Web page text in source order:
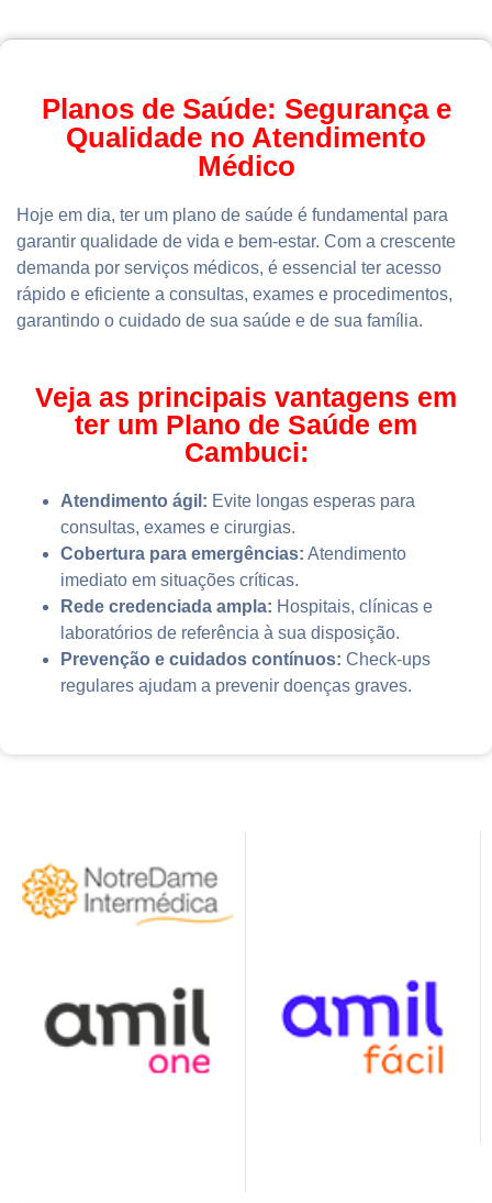
Planos de Saúde: Segurança e
Qualidade no Atendimento
Médico
Hoje em dia, ter um plano de saúde é fundamental para
garantir qualidade de vida e bem-estar. Com a crescente
demanda por serviços médicos, é essencial ter acesso
rápido e eficiente a consultas, exames e procedimentos,
garantindo o cuidado de sua saúde e de sua família.
Veja as principais vantagens em
ter um Plano de Saúde em
Cambuci:
Atendimento ágil: Evite longas esperas para
consultas, exames e cirurgias.
Cobertura para emergências: Atendimento
imediato em situações críticas.
Rede credenciada ampla: Hospitais, clínicas e
laboratórios de referência à sua disposição.
Prevenção e cuidados contínuos: Check-ups
regulares ajudam a prevenir doenças graves.